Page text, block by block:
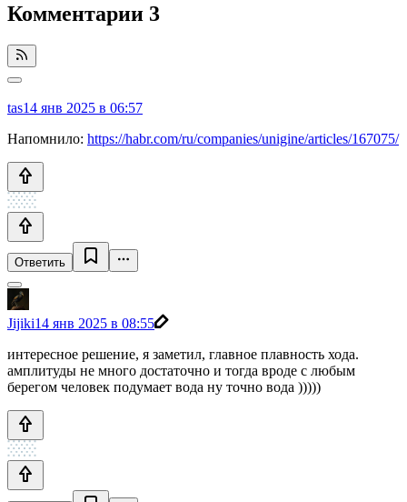
Комментарии 3
tas14 янв 2025 в 06:57
Напомнило: https://habr.com/ru/companies/unigine/articles/167075/
Ответить
Jijiki14 янв 2025 в 08:55
интересное решение, я заметил, главное плавность хода.
амплитуды не много достаточно и тогда вроде с любым
берегом человек подумает вода ну точно вода )))))